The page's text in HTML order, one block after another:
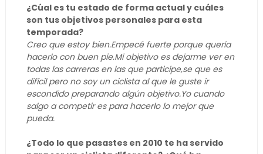
¿Cúal es tu estado de forma actual y cuáles
son tus objetivos personales para esta
temporada?
Creo que estoy bien.Empecé fuerte porque quería
hacerlo con buen pie.Mi objetivo es dejarme ver en
todas las carreras en las que participe,se que es
difícil pero no soy un ciclista al que le guste ir
escondido preparando algún objetivo.Yo cuando
salgo a competir es para hacerlo lo mejor que
pueda.
¿Todo lo que pasastes en 2010 te ha servido